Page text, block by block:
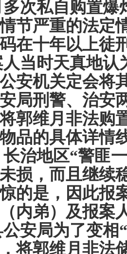
次私自购置爆
节严重的法定
在十年以上徒
当时天真地认
安机关定会将
局刑警、治安
郭维月非法购
品的具体详情
治地区“警匪
损，而且继续
的是，因此报
内弟）及报案
安局为了变相
将郭维月非法